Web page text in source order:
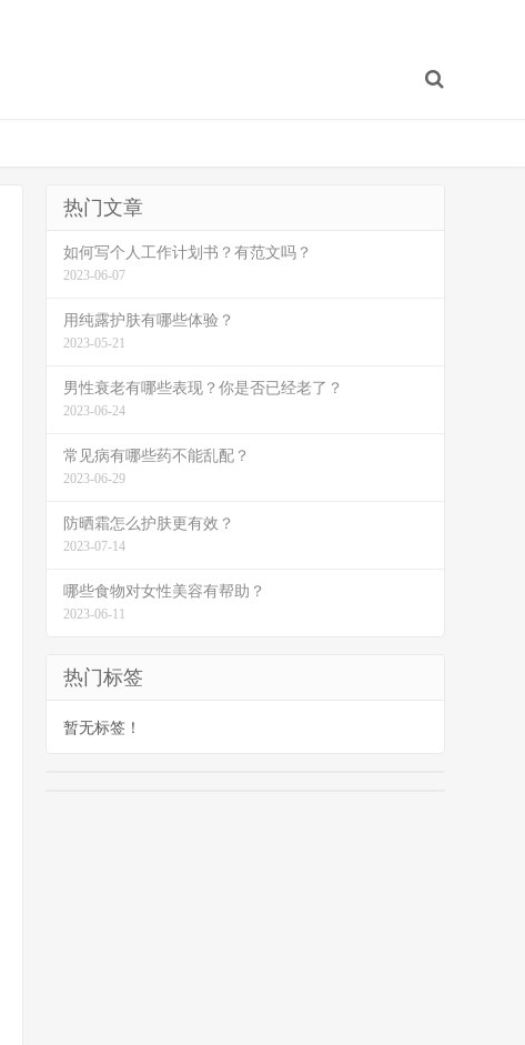
热门文章
如何写个人工作计划书？有范文吗？
2023-06-07
用纯露护肤有哪些体验？
2023-05-21
男性衰老有哪些表现？你是否已经老了？
2023-06-24
常见病有哪些药不能乱配？
2023-06-29
防晒霜怎么护肤更有效？
2023-07-14
哪些食物对女性美容有帮助？
2023-06-11
热门标签
暂无标签！